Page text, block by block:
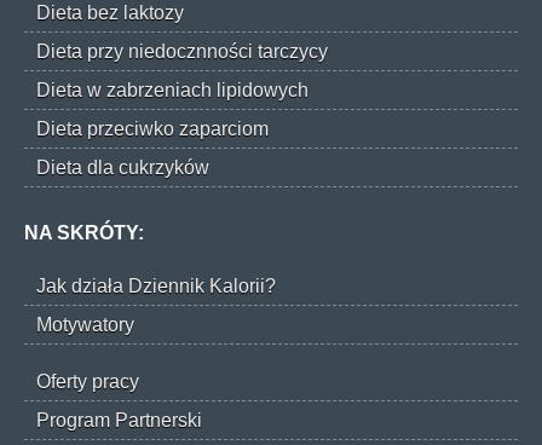
Dieta bez laktozy
Dieta przy niedocznności tarczycy
Dieta w zabrzeniach lipidowych
Dieta przeciwko zaparciom
Dieta dla cukrzyków
NA SKRÓTY:
Jak działa Dziennik Kalorii?
Motywatory
Oferty pracy
Program Partnerski